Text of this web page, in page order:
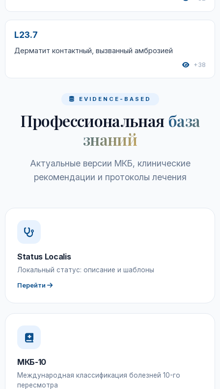
L23.7
Дерматит контактный, вызванный амброзией
+38
EVIDENCE-BASED
Профессиональная база
знаний
Актуальные версии МКБ, клинические
рекомендации и протоколы лечения
Status Localis
Локальный статус: описание и шаблоны
Перейти
МКБ-10
Международная классификация болезней 10-го
пересмотра